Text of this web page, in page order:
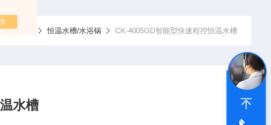
用设备 恒温水槽/水浴锅 CK-4005GD智能型快速程控恒温水槽
水槽